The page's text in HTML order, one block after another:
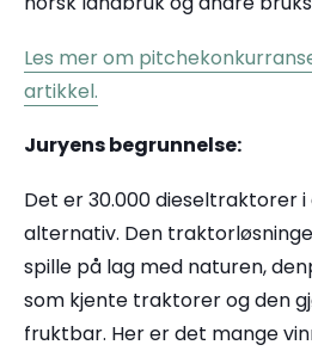
Les mer om
artikkel.
Juryens begrunnelse:
Det er 30.000 dieseltraktorer
alternativ. Den
spille på lag med naturen,
som kjente traktorer og den
fruktbar. Her er det mange